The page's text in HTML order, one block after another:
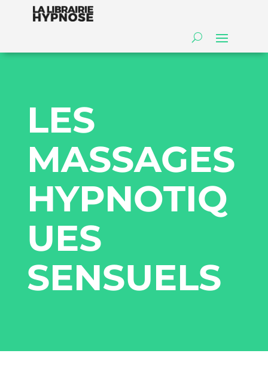
LES
MASSAGES
HYPNOTIQ
UES
SENSUELS